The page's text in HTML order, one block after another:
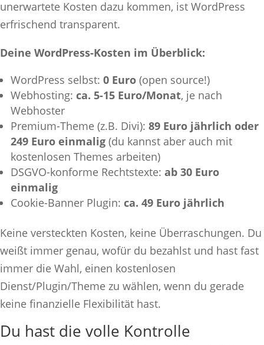
unerwartete Kosten dazu kommen, ist WordPress
erfrischend transparent.
Deine WordPress-Kosten im Überblick:
WordPress selbst: 0 Euro (open source!)
Webhosting: ca. 5-15 Euro/Monat, je nach
Webhoster
Premium-Theme (z.B. Divi): 89 Euro jährlich oder
249 Euro einmalig (du kannst aber auch mit
kostenlosen Themes arbeiten)
DSGVO-konforme Rechtstexte: ab 30 Euro
einmalig
Cookie-Banner Plugin: ca. 49 Euro jährlich
Keine versteckten Kosten, keine Überraschungen. Du
weißt immer genau, wofür du bezahlst und hast fast
immer die Wahl, einen kostenlosen
Dienst/Plugin/Theme zu wählen, wenn du gerade
keine finanzielle Flexibilität hast.
Du hast die volle Kontrolle